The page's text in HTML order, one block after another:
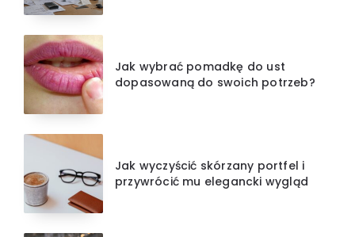
Jak wybrać pomadkę do ust
dopasowaną do swoich potrzeb?
Jak wyczyścić skórzany portfel i
przywrócić mu elegancki wygląd